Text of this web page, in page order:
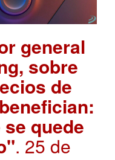
general
sobre
de
quede
. 25 de